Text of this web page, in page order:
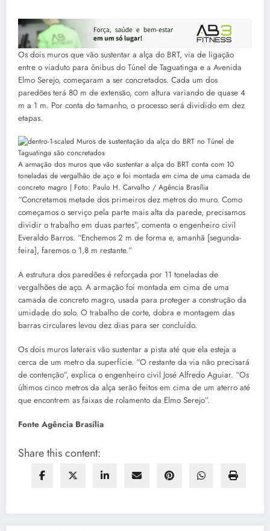
Os dois muros que vão sustentar a alça do BRT, via de ligação
entre o viaduto para ônibus do Túnel de Taguatinga e a Avenida
Elmo Serejo, começaram a ser concretados. Cada um dos
paredões terá 80 m de extensão, com altura variando de quase 4
m a 1 m. Por conta do tamanho, o processo será dividido em dez
etapas.
A armação dos muros que vão sustentar a alça do BRT conta com 10
toneladas de vergalhão de aço e foi montada em cima de uma camada de
concreto magro | Foto: Paulo H. Carvalho / Agência Brasília
“Concretamos metade dos primeiros dez metros do muro. Como
começamos o serviço pela parte mais alta da parede, precisamos
dividir o trabalho em duas partes”, comenta o engenheiro civil
Everaldo Barros. “Enchemos 2 m de forma e, amanhã [segunda-
feira], faremos o 1,8 m restante.”
A estrutura dos paredões é reforçada por 11 toneladas de
vergalhões de aço. A armação foi montada em cima de uma
camada de concreto magro, usada para proteger a construção da
umidade do solo. O trabalho de corte, dobra e montagem das
barras circulares levou dez dias para ser concluído.
Os dois muros laterais vão sustentar a pista até que ela esteja a
cerca de um metro da superfície. “O restante da via não precisará
de contenção”, explica o engenheiro civil José Alfredo Aguiar. “Os
últimos cinco metros da alça serão feitos em cima de um aterro até
que encontrem as faixas de rolamento da Elmo Serejo”.
Fonte Agência Brasília
Share this content: